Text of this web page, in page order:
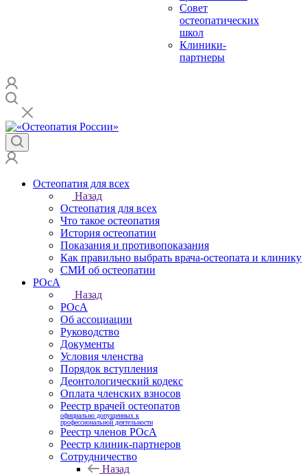
Совет
остеопатических
школ
Клиники-
партнеры
Остеопатия для всех
Назад
Остеопатия для всех
Что такое остеопатия
История остеопатии
Показания и противопоказания
Как правильно выбрать врача-остеопата и клинику
СМИ об остеопатии
РОсА
Назад
РОсА
Об ассоциации
Руководство
Документы
Условия членства
Порядок вступления
Деонтологический кодекс
Оплата членских взносов
Реестр врачей остеопатов
официально допущенных к
профессиональной деятельности
Реестр членов РОсА
Реестр клиник-партнеров
Сотрудничество
Назад